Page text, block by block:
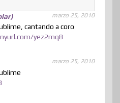
marzo 25, 2010
cantando a coro
yez2mq8
marzo 25, 2010